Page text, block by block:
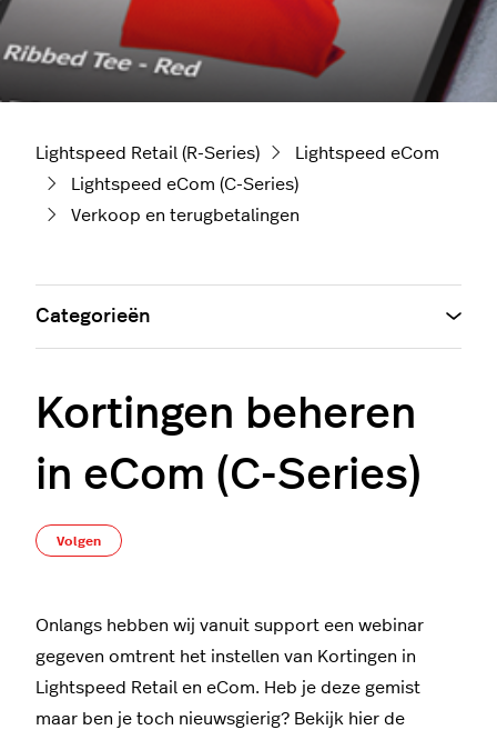
Lightspeed Retail (R-Series)
Lightspeed eCom
Lightspeed eCom (C-Series)
Verkoop en terugbetalingen
Kortingen beheren
in eCom (C-Series)
Volgen
Onlangs hebben wij vanuit support een webinar
gegeven omtrent het instellen van Kortingen in
Lightspeed Retail en eCom. Heb je deze gemist
maar ben je toch nieuwsgierig? Bekijk hier de
Categorieën